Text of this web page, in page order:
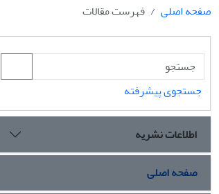
صفحه اصلی
فهرست مقالات
جستجوی پیشرفته
اطلاعات نشریه
صفحه اصلی